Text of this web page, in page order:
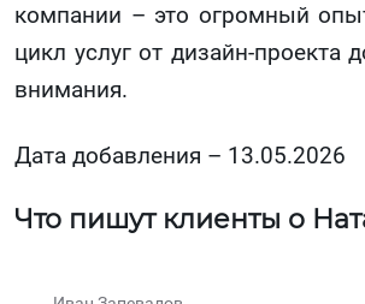
компании – это огромный
цикл услуг от дизайн-
внимания.
Дата добавления – 13.05.2026
Что пишут клиенты о